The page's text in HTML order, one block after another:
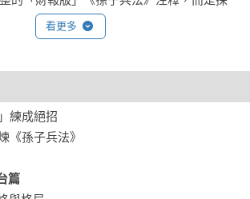
方向——學習由兵法的角度看財報，才是本
營運活動優劣的工具，其實更能顯現的是
格局，它如實描述了企業對未來的布局規
場場攻防成敗的戰果。本書透過財報與
，輔以大量企業案例，協助讀者看得更深
看更多
責」練成絕招
《孫子兵法》
篇